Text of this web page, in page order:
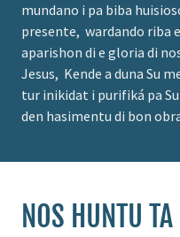
mundano i pa biba
presente, wardando riba
aparishon di e gloria di
Jesus, Kende a duna Su
tur inikidat i purifiká pa
den hasimentu di bon
NOS HUNTU